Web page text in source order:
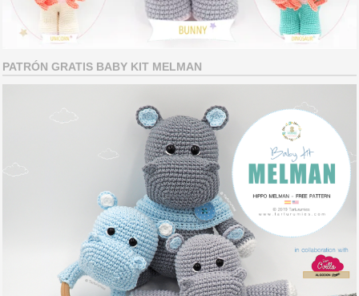
PATRÓN GRATIS BABY KIT MELMAN